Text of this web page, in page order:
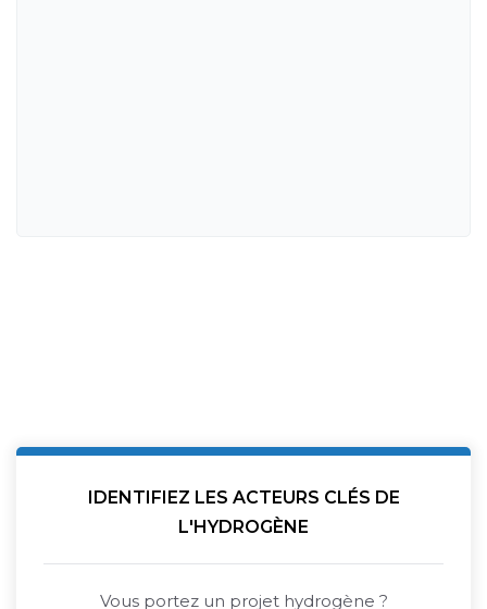
IDENTIFIEZ LES ACTEURS CLÉS DE
L'HYDROGÈNE
Vous portez un projet hydrogène ?